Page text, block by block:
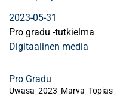
2023-05-31
Pro gradu -tutkielma
Digitaalinen media
Pro Gradu